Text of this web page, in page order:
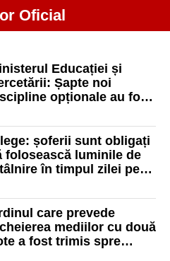
Oficial
Educației și
Șapte noi
opționale au fost
șoferii sunt obligați
folosească luminile de
în timpul zilei pe
care prevede
mediilor cu două
a fost trimis spre